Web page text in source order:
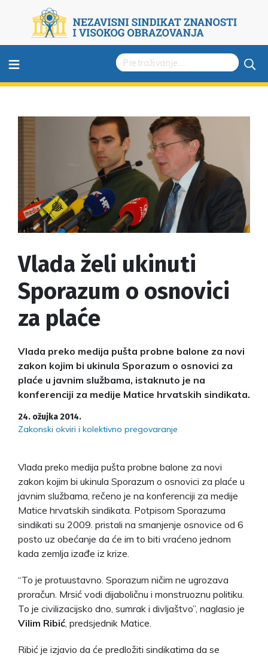
≡
Vlada želi ukinuti
Sporazum o osnovici
za plaće
Vlada preko medija pušta probne balone za novi
zakon kojim bi ukinula Sporazum o osnovici za
plaće u javnim službama, istaknuto je na
konferenciji za medije Matice hrvatskih sindikata.
24. ožujka 2014.
Zakonski okviri i kolektivno pregovaranje
Vlada preko medija pušta probne balone za novi
zakon kojim bi ukinula Sporazum o osnovici za plaće u
javnim službama, rečeno je na konferenciji za medije
Matice hrvatskih sindikata. Potpisom Sporazuma
sindikati su 2009. pristali na smanjenje osnovice od 6
posto uz obećanje da će im to biti vraćeno jednom
kada zemlja izađe iz krize.
“To je protuustavno. Sporazum ničim ne ugrozava
proračun. Mrsić vodi dijaboličnu i monstruoznu politiku.
To je civilizacijsko dno, sumrak i divljaštvo”, naglasio je
Vilim Ribić , predsjednik Matice.
Ribić je izjavio da će predložiti sindikatima da se